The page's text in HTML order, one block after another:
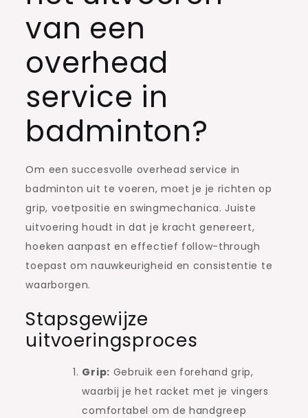
van een
overhead
service in
badminton?
Om een succesvolle overhead service in
badminton uit te voeren, moet je je richten op
grip, voetpositie en swingmechanica. Juiste
uitvoering houdt in dat je kracht genereert,
hoeken aanpast en effectief follow-through
toepast om nauwkeurigheid en consistentie te
waarborgen.
Stapsgewijze
uitvoeringsproces
Grip: Gebruik een forehand grip,
waarbij je het racket met je vingers
comfortabel om de handgreep